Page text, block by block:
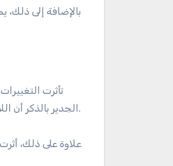
بالإضافة إلى
تأثرت
الجدير بالذكر أن اللاعبين الأصغر سنًا بدأوا في دخول المراتب العليا، متحدين المحترفين الراسخين ومغيرين المشهد التنافسي.
علاوة على ذلك،